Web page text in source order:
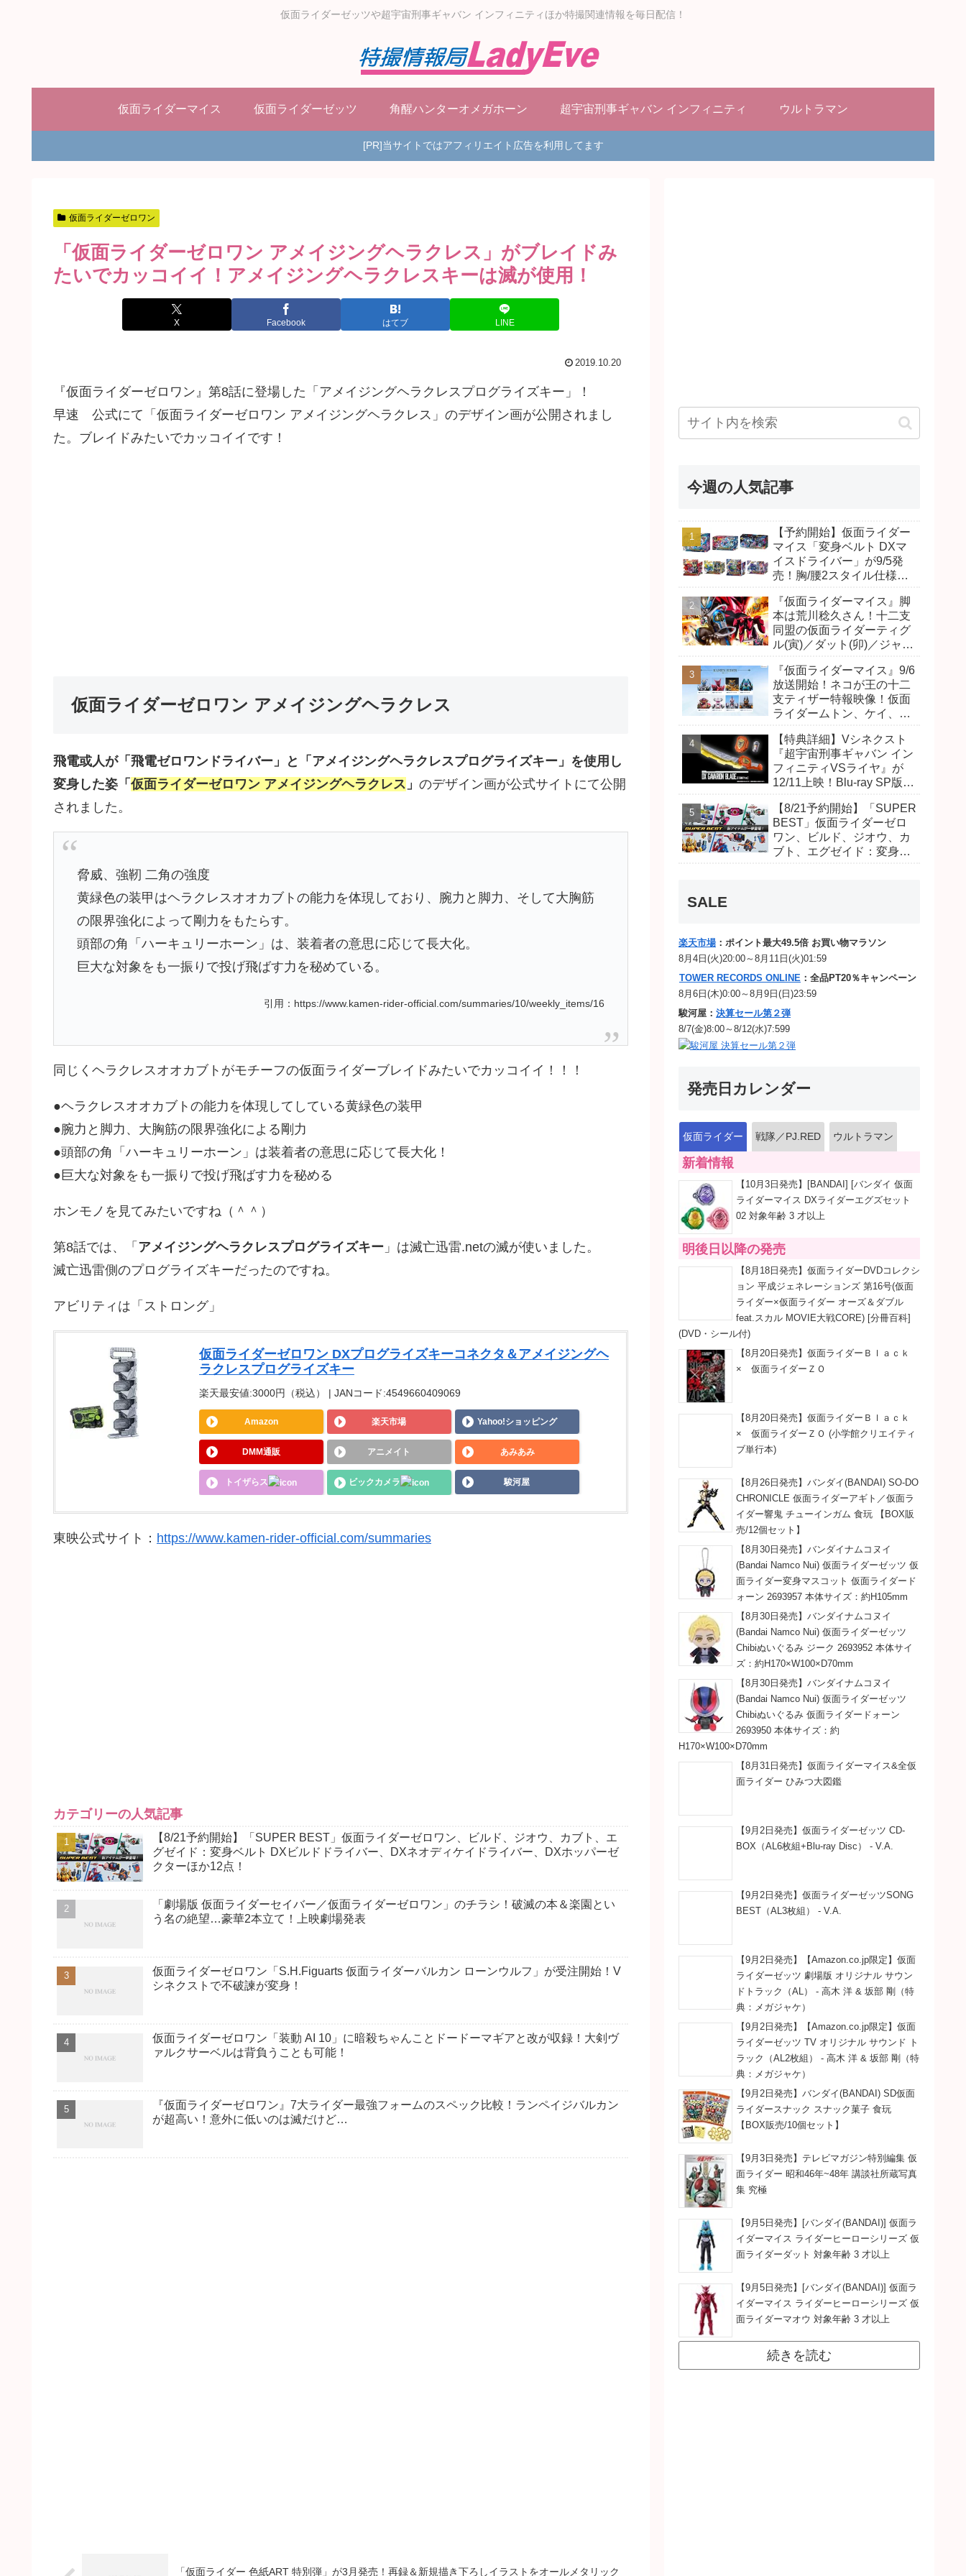
仮面ライダーゼッツや超宇宙刑事ギャバン インフィニティほか特撮関連情報を毎日配信！
仮面ライダーマイス 仮面ライダーゼッツ 角醒ハンターオメガホーン 超宇宙刑事ギャバン インフィニティ ウルトラマン
[PR]当サイトではアフィリエイト広告を利用してます
仮面ライダーゼロワン
「仮面ライダーゼロワン アメイジングヘラクレス」がブレイドみ
たいでカッコイイ！アメイジングヘラクレスキーは滅が使用！
X Facebook はてブ LINE
2019.10.20
『仮面ライダーゼロワン』第8話に登場した「アメイジングヘラクレスプログライズキー」！
早速 公式にて「仮面ライダーゼロワン アメイジングヘラクレス」のデザイン画が公開されまし
た。ブレイドみたいでカッコイイです！
仮面ライダーゼロワン アメイジングヘラクレス
飛電或人が「飛電ゼロワンドライバー」と「アメイジングヘラクレスプログライズキー」を使用し
変身した姿「 仮面ライダーゼロワン アメイジングヘラクレス 」 のデザイン画が公式サイトにて公開
されました。
脅威、強靭 二角の強度
黄緑色の装甲はヘラクレスオオカブトの能力を体現しており、腕力と脚力、そして大胸筋
の限界強化によって剛力をもたらす。
頭部の角「ハーキュリーホーン」は、装着者の意思に応じて長大化。
巨大な対象をも一振りで投げ飛ばす力を秘めている。
引用：https://www.kamen-rider-official.com/summaries/10/weekly_items/16
同じくヘラクレスオオカブトがモチーフの仮面ライダーブレイドみたいでカッコイイ！！！
●ヘラクレスオオカブトの能力を体現してしている黄緑色の装甲
●腕力と脚力、大胸筋の限界強化による剛力
●頭部の角「ハーキュリーホーン」は装着者の意思に応じて長大化！
●巨大な対象をも一振りで投げ飛ばす力を秘める
ホンモノを見てみたいですね（＾＾）
第8話では、「 アメイジングヘラクレスプログライズキー 」は滅亡迅雷.netの滅が使いました。
滅亡迅雷側のプログライズキーだったのですね。
アビリティは「ストロング」
仮面ライダーゼロワン DXプログライズキーコネクタ＆アメイジングヘ
ラクレスプログライズキー
楽天最安値:3000円（税込） | JANコード:4549660409069
Amazon 楽天市場 Yahoo!ショッピング
DMM通販 アニメイト あみあみ
トイザらス ビックカメラ 駿河屋
東映公式サイト： https://www.kamen-rider-official.com/summaries
カテゴリーの人気記事
【8/21予約開始】「SUPER BEST」仮面ライダーゼロワン、ビルド、ジオウ、カブト、エ
グゼイド：変身ベルト DXビルドドライバー、DXネオディケイドライバー、DXホッパーゼ
クターほか12点！
「劇場版 仮面ライダーセイバー／仮面ライダーゼロワン」のチラシ！破滅の本＆楽園とい
う名の絶望…豪華2本立て！上映劇場発表
仮面ライダーゼロワン「S.H.Figuarts 仮面ライダーバルカン ローンウルフ」が受注開始！V
シネクストで不破諫が変身！
仮面ライダーゼロワン「装動 AI 10」に暗殺ちゃんことドードーマギアと改が収録！大剣ヴ
ァルクサーベルは背負うことも可能！
『仮面ライダーゼロワン』7大ライダー最強フォームのスペック比較！ランペイジバルカン
が超高い！意外に低いのは滅だけど…
「仮面ライダー 色紙ART 特別弾」が3月発売！再録＆新規描き下ろしイラストをオールメタリック
今週の人気記事
【予約開始】仮面ライダー
マイス「変身ベルト DXマ
イスドライバー」が9/5発
売！胸/腰2スタイル仕様！
ッシュ、ジャオ/バイト、ケ
イ/ショットボーンバックル
も！
『仮面ライダーマイス』脚
本は荒川稔久さん！十二支
同盟の仮面ライダーティグ
ル(寅)／ダット(卯)／ジャオ
尾達臣のキャストが発表！
トリガーのアキト金子隼也
さんも変身！
『仮面ライダーマイス』9/6
放送開始！ネコが王の十二
支ティザー特報映像！仮面
ライダームトン、ケイ、ヴ
開！ライダーは子丑寅卯辰
巳午未申酉戌亥猫猫の14
人⁉
【特典詳細】Vシネクスト
『超宇宙刑事ギャバン イン
フィニティVSライヤ』が
12/11上映！Blu-ray SP版は
(エタニティver.)」「ユカイ
ダーエモルギー」ほか豪華
特典付き！
【8/21予約開始】「SUPER
BEST」仮面ライダーゼロ
ワン、ビルド、ジオウ、カ
ブト、エグゼイド：変身ベ
SALE
楽天市場 ：ポイント最大49.5倍 お買い物マラソン
8月4日(火)20:00～8月11日(火)01:59
TOWER RECORDS ONLINE ：全品PT20％キャンペーン
8月6日(木)0:00～8月9日(日)23:59
駿河屋： 決算セール第２弾
8/7(金)8:00～8/12(水)7:599
発売日カレンダー
仮面ライダー 戦隊／PJ.RED ウルトラマン
新着情報
【10月3日発売】[BANDAI] [バンダイ 仮面
ライダーマイス DXライダーエグズセット
02 対象年齢 3 才以上
明後日以降の発売
【8月18日発売】仮面ライダーDVDコレクシ
ョン 平成ジェネレーションズ 第16号(仮面
ライダー×仮面ライダー オーズ＆ダブル
feat.スカル MOVIE大戦CORE) [分冊百科]
(DVD・シール付)
【8月20日発売】仮面ライダーＢｌａｃｋ
× 仮面ライダーＺＯ
【8月20日発売】仮面ライダーＢｌａｃｋ
× 仮面ライダーＺＯ (小学館クリエイティ
ブ単行本)
【8月26日発売】バンダイ(BANDAI) SO-DO
CHRONICLE 仮面ライダーアギト／仮面ラ
イダー響鬼 チューインガム 食玩 【BOX販
売/12個セット】
【8月30日発売】バンダイナムコヌイ
(Bandai Namco Nui) 仮面ライダーゼッツ 仮
面ライダー変身マスコット 仮面ライダード
ォーン 2693957 本体サイズ：約H105mm
【8月30日発売】バンダイナムコヌイ
(Bandai Namco Nui) 仮面ライダーゼッツ
Chibiぬいぐるみ ジーク 2693952 本体サイ
ズ：約H170×W100×D70mm
【8月30日発売】バンダイナムコヌイ
(Bandai Namco Nui) 仮面ライダーゼッツ
Chibiぬいぐるみ 仮面ライダードォーン
2693950 本体サイズ：約
H170×W100×D70mm
【8月31日発売】仮面ライダーマイス&全仮
面ライダー ひみつ大図鑑
【9月2日発売】仮面ライダーゼッツ CD-
BOX（AL6枚組+Blu-ray Disc） - V.A.
【9月2日発売】仮面ライダーゼッツSONG
BEST（AL3枚組） - V.A.
【9月2日発売】【Amazon.co.jp限定】仮面
ライダーゼッツ 劇場版 オリジナル サウン
ドトラック（AL） - 高木 洋 & 坂部 剛（特
典：メガジャケ）
【9月2日発売】【Amazon.co.jp限定】仮面
ライダーゼッツ TV オリジナル サウンド ト
ラック（AL2枚組） - 高木 洋 & 坂部 剛（特
典：メガジャケ）
【9月2日発売】バンダイ(BANDAI) SD仮面
ライダースナック スナック菓子 食玩
【BOX販売/10個セット】
【9月3日発売】テレビマガジン特別編集 仮
面ライダー 昭和46年~48年 講談社所蔵写真
集 究極
【9月5日発売】[バンダイ(BANDAI)] 仮面ラ
イダーマイス ライダーヒーローシリーズ 仮
面ライダーダット 対象年齢 3 才以上
【9月5日発売】[バンダイ(BANDAI)] 仮面ラ
イダーマイス ライダーヒーローシリーズ 仮
面ライダーマオウ 対象年齢 3 才以上
続きを読む